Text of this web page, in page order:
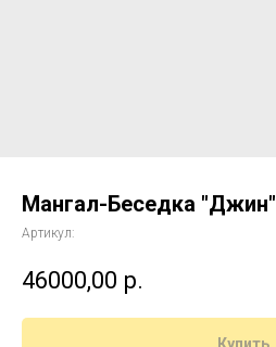
Мангал-Беседка "Джин"
Артикул:
46000,00 р.